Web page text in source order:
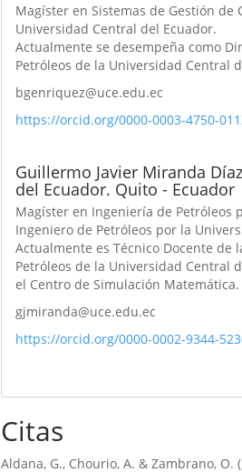
Magíster en Sistemas de Gestión de
Universidad Central del Ecuador.
Actualmente se desempeña como
Petróleos de la Universidad Central
bgenriquez@uce.edu.ec
https://orcid.org/0000-0003-4750-
Guillermo Javier Miranda
del Ecuador. Quito - Ecuador
Magíster en Ingeniería de Petróleos
Ingeniero de Petróleos por la
Actualmente es Técnico Docente de
Petróleos de la Universidad Central
el Centro de Simulación Matemática.
gjmiranda@uce.edu.ec
https://orcid.org/0000-0002-9344-
Citas
Aldana, G., Chourio, A. & Zambrano,